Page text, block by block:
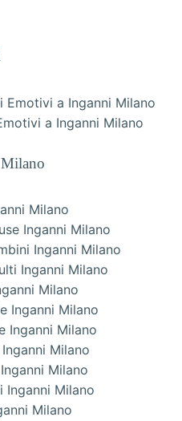
a Inganni Milano
Milano
Inganni Milano
Inganni Milano
Inganni Milano
Milano
Inganni Milano
Inganni Milano
Milano
Milano
Inganni Milano
Milano